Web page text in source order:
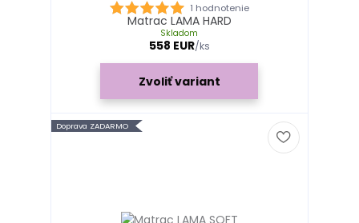
1 hodnotenie
Matrac LAMA HARD
558 EUR/ks
Skladom
Zvoliť variant
Doprava ZADARMO